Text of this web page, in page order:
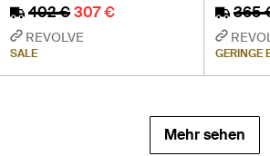
402 €307 €
REVOLVE
SALE
365
GERINGE
Mehr sehen